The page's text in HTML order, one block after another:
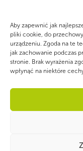
Aby zapewnić jak
pliki cookie, do
urządzeniu. Zgoda na te
jak zachowanie podczas
stronie. Brak wyrażenia
wpłynąć na niektóre